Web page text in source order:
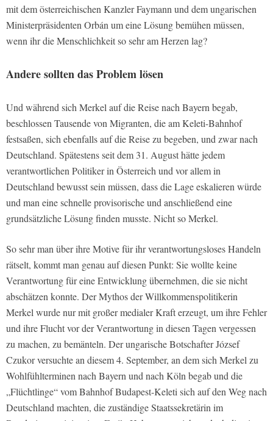
mit dem österreichischen Kanzler Faymann und dem ungarischen
Ministerpräsidenten Orbán um eine Lösung bemühen müssen,
wenn ihr die Menschlichkeit so sehr am Herzen lag?
Andere sollten das Problem lösen
Und während sich Merkel auf die Reise nach Bayern begab,
beschlossen Tausende von Migranten, die am Keleti-Bahnhof
festsaßen, sich ebenfalls auf die Reise zu begeben, und zwar nach
Deutschland. Spätestens seit dem 31. August hätte jedem
verantwortlichen Politiker in Österreich und vor allem in
Deutschland bewusst sein müssen, dass die Lage eskalieren würde
und man eine schnelle provisorische und anschließend eine
grundsätzliche Lösung finden musste. Nicht so Merkel.
So sehr man über ihre Motive für ihr verantwortungsloses Handeln
rätselt, kommt man genau auf diesen Punkt: Sie wollte keine
Verantwortung für eine Entwicklung übernehmen, die sie nicht
abschätzen konnte. Der Mythos der Willkommenspolitikerin
Merkel wurde nur mit großer medialer Kraft erzeugt, um ihre Fehler
und ihre Flucht vor der Verantwortung in diesen Tagen vergessen
zu machen, zu bemänteln. Der ungarische Botschafter József
Czukor versuchte an diesem 4. September, an dem sich Merkel zu
Wohlfühlterminen nach Bayern und nach Köln begab und die
„Flüchtlinge“ vom Bahnhof Budapest-Keleti sich auf den Weg nach
Deutschland machten, die zuständige Staatssekretärin im